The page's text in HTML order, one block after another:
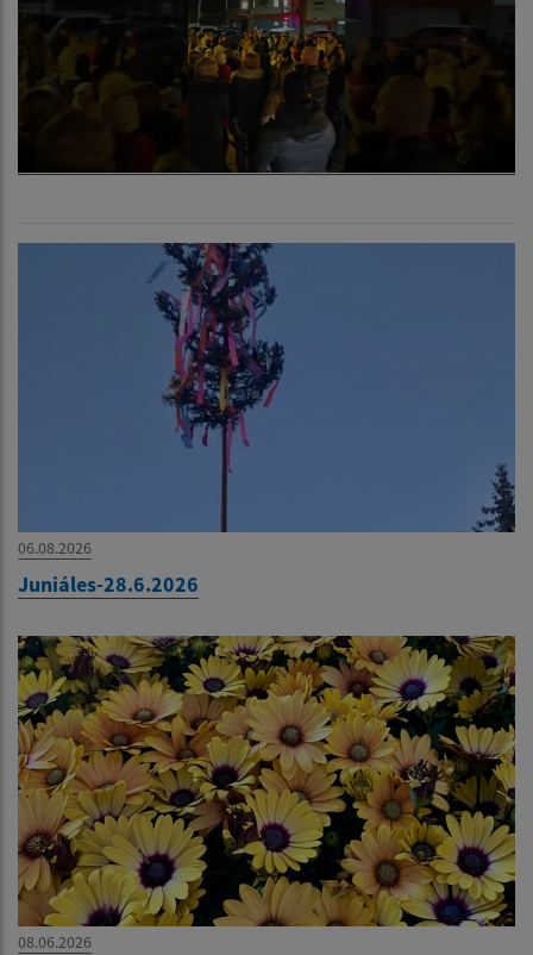
06.08.2026
Juniáles-28.6.2026
08.06.2026